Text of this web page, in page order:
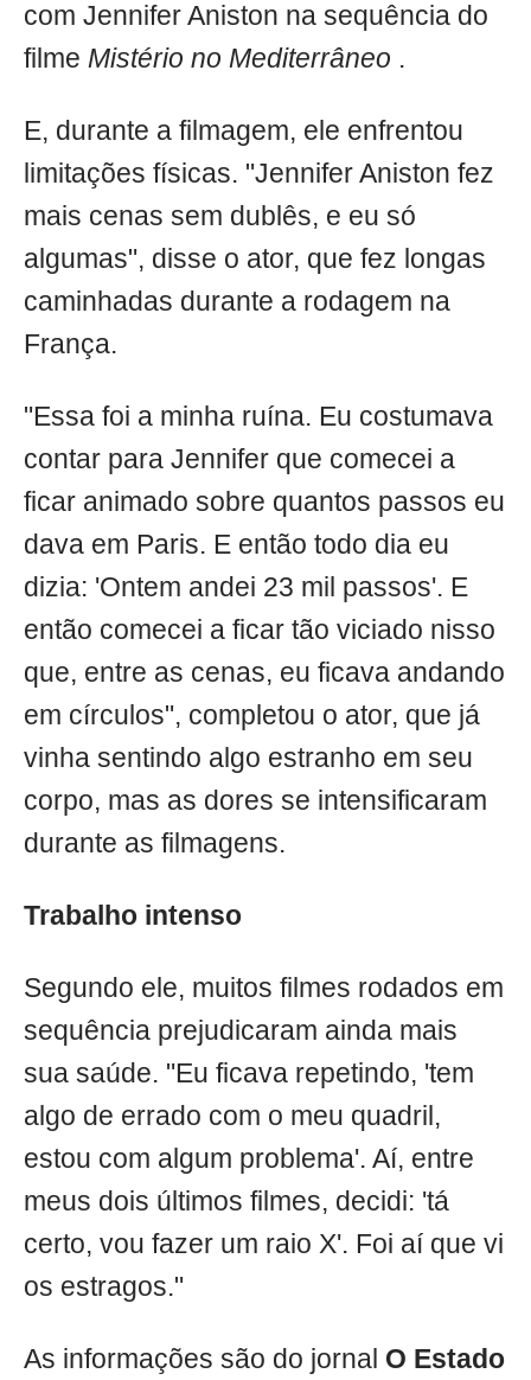
com Jennifer Aniston na sequência do
filme Mistério no Mediterrâneo .
E, durante a filmagem, ele enfrentou
limitações físicas. "Jennifer Aniston fez
mais cenas sem dublês, e eu só
algumas", disse o ator, que fez longas
caminhadas durante a rodagem na
França.
"Essa foi a minha ruína. Eu costumava
contar para Jennifer que comecei a
ficar animado sobre quantos passos eu
dava em Paris. E então todo dia eu
dizia: 'Ontem andei 23 mil passos'. E
então comecei a ficar tão viciado nisso
que, entre as cenas, eu ficava andando
em círculos", completou o ator, que já
vinha sentindo algo estranho em seu
corpo, mas as dores se intensificaram
durante as filmagens.
Trabalho intenso
Segundo ele, muitos filmes rodados em
sequência prejudicaram ainda mais
sua saúde. "Eu ficava repetindo, 'tem
algo de errado com o meu quadril,
estou com algum problema'. Aí, entre
meus dois últimos filmes, decidi: 'tá
certo, vou fazer um raio X'. Foi aí que vi
os estragos."
As informações são do jornal O Estado